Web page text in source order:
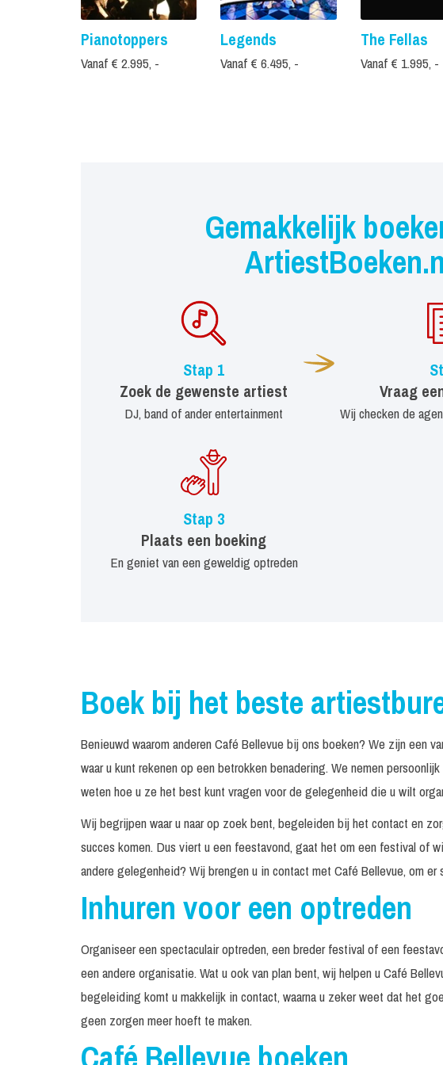
Pianotoppers
Vanaf € 2.995, -
Legends
Vanaf € 6.495, -
The Fellas
Vanaf € 1.995, -
Gemakkelijk
Stap 1
Zoek de gewenste artiest
DJ, band of ander entertainment
Vraag
Wij checken de
Stap 3
Plaats een boeking
En geniet van een geweldig optreden
Boek bij het beste
Benieuwd waarom anderen Café Bellevue bij ons boeken? We zijn een
waar u kunt rekenen op een betrokken benadering. We nemen
weten hoe u ze het best kunt vragen voor de gelegenheid die u wilt
Wij begrijpen waar u naar op zoek bent, begeleiden bij het contact en
succes komen. Dus viert u een feestavond, gaat het om een festival of
andere gelegenheid? Wij brengen u in contact met Café Bellevue, om er
Inhuren voor een optreden
Organiseer een spectaculair optreden, een breder festival of een
een andere organisatie. Wat u ook van plan bent, wij helpen u Café
begeleiding komt u makkelijk in contact, waarna u zeker weet dat het
geen zorgen meer hoeft te maken.